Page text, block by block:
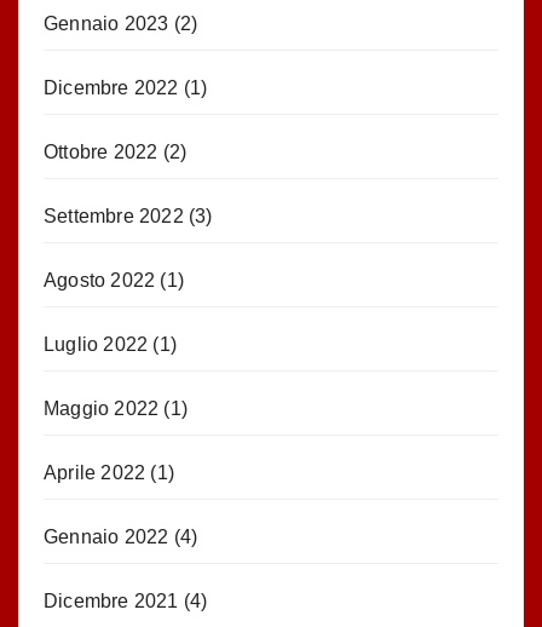
Gennaio 2023 (2)
Dicembre 2022 (1)
Ottobre 2022 (2)
Settembre 2022 (3)
Agosto 2022 (1)
Luglio 2022 (1)
Maggio 2022 (1)
Aprile 2022 (1)
Gennaio 2022 (4)
Dicembre 2021 (4)